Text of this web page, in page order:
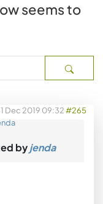
seems to
Dec 2019 09:32#265
byjenda